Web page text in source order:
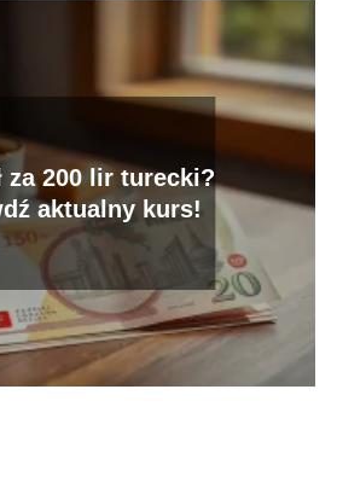
za 200 lir turecki?
aktualny kurs!